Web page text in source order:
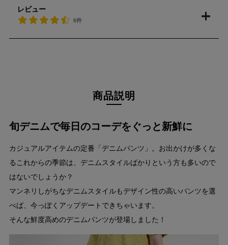
レビュー
6件
商品説明
旬デニムで毎日のコーデをぐっと新鮮に
カジュアルアイテムの定番「デニムパンツ」。お出かけが多くな
るこれからの季節は、デニムスタイルばかりという方も多いので
はないでしょうか？
マンネリしがちなデニムスタイルもデザイン性の高いパンツを選
べば、今っぽくアップデートできちゃいます。
そんな鮮度高めのデニムパンツが登場しました！